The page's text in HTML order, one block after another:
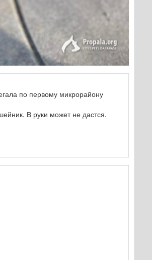
по первому микрорайону
В руки может не дастся.